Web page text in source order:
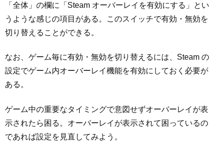
「全体」の欄に「Steam オーバーレイを有効にする」とい
うような感じの項目がある。このスイッチで有効・無効を
切り替えることができる。
なお、ゲーム毎に有効・無効を切り替えるには、Steam の
設定でゲーム内オーバーレイ機能を有効にしておく必要が
ある。
ゲーム中の重要なタイミングで意図せずオーバーレイが表
示されたら困る。オーバーレイが表示されて困っているの
であれば設定を見直してみよう。